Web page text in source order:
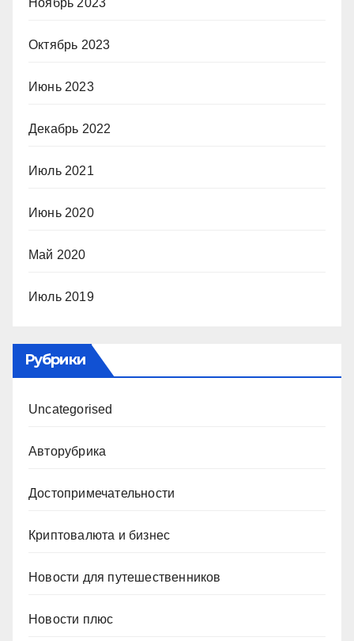
Ноябрь 2023
Октябрь 2023
Июнь 2023
Декабрь 2022
Июль 2021
Июнь 2020
Май 2020
Июль 2019
Рубрики
Uncategorised
Авторубрика
Достопримечательности
Криптовалюта и бизнес
Новости для путешественников
Новости плюс